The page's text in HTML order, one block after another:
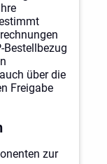
Bestellbezug
über die
Freigabe
zur